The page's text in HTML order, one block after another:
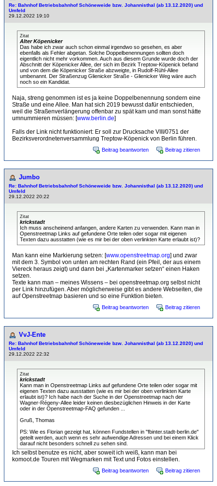
Re: Bahnhof Betriebsbahnhof Schöneweide bzw. Johannisthal (ab 13.12.2020) und
Umfeld
29.12.2022 19:10
Zitat
Alter Köpenicker
Das habe ich zwar auch schon einmal irgendwo so gesehen, es aber
ebenfalls als Fehler abgetan. Solche Doppelbenennungen sollten doch
eigentlich nicht mehr vorkommen. Auch aus diesem Grunde wurde doch der
Abschnitt der Köpenicker Allee, der sich im Bezirk Treptow-Köpenick befand
und von dem die Köpenicker Straße abzweigte, in Rudolf-Rühl-Allee
umbenannt. Der Straßenzug Glienicker Straße - Glienicker Weg wäre auch
noch so ein Kandidat.
Naja, streng genommen ist es ja keine Doppelbenennung sondern eine
Straße und eine Allee. Man hat sich 2019 bewusst dafür entschieden,
weil die Straßenverlängerung offenbar zu spät kam und man sonst hätte
umnummieren müssen: [www.berlin.de]
Falls der Link nicht funktioniert: Er soll zur Drucksache VIII/0751 der
Bezirksverordnetenversammlung Treptow-Köpenick von Berlin führen.
Beitrag beantworten Beitrag zitieren
Jumbo
Re: Bahnhof Betriebsbahnhof Schöneweide bzw. Johannisthal (ab 13.12.2020) und
Umfeld
29.12.2022 20:22
Zitat
krickstadt
Ich muss anscheinend anfangen, andere Karten zu verwenden. Kann man in
Openstreetmap Links auf gefundene Orte teilen oder sogar mit eigenen
Texten dazu ausstatten (wie es mir bei der oben verlinkten Karte erlaubt ist)?
Man kann eine Markierung setzen: [www.openstreetmap.org] und zwar
mit dem 3. Symbol von unten am rechten Rand (ein Pfeil, der aus einem
Viereck heraus zeigt) und dann bei „Kartenmarker setzen“ einen Haken
setzen.
Texte kann man – meines Wissens – bei openstreetmap.org selbst nicht
per Link hinzufügen. Aber möglicherweise gibt es andere Webseiten, die
auf Openstreetmap basieren und so eine Funktion bieten.
Beitrag beantworten Beitrag zitieren
VvJ-Ente
Re: Bahnhof Betriebsbahnhof Schöneweide bzw. Johannisthal (ab 13.12.2020) und
Umfeld
29.12.2022 22:32
Zitat
krickstadt
Kann man in Openstreetmap Links auf gefundene Orte teilen oder sogar mit
eigenen Texten dazu ausstatten (wie es mir bei der oben verlinkten Karte
erlaubt ist)? Ich habe nach der Suche in der Openstreetmap nach der
Wagner-Régeny-Allee leider keinen diesbezüglichen Hinweis in der Karte
oder in der Openstreetmap-FAQ gefunden ...
Gruß, Thomas
PS: Wie es Florian gezeigt hat, können Fundstellen in "fbinter.stadt-berlin.de"
geteilt werden, auch wenn es sehr aufwendige Adressen und bei einem Klick
darauf nicht besonders schnell zu sehen sind.
Ich selbst benutze es nicht, aber soweit ich weiß, kann man bei
komoot.de Touren mit Wegmarken mit Text und Fotos einstellen.
Beitrag beantworten Beitrag zitieren